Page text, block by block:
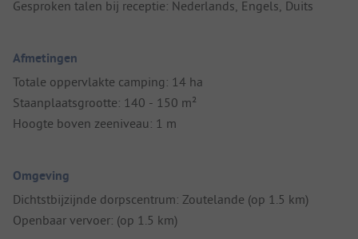
Gesproken talen bij receptie: Nederlands, Engels, Duits
Afmetingen
Totale oppervlakte camping: 14 ha
Staanplaatsgrootte: 140 - 150 m²
Hoogte boven zeeniveau: 1 m
Omgeving
Dichtstbijzijnde dorpscentrum: Zoutelande (op 1.5 km)
Openbaar vervoer: (op 1.5 km)